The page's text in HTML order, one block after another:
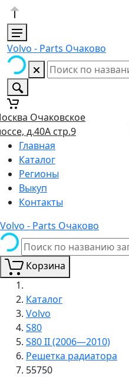
Volvo - Parts Очаково
Очаковское
д.40А стр.9
Главная
Каталог
Регионы
Выкуп
Контакты
Volvo - Parts Очаково
Корзина
Каталог
Volvo
S80
S80 II (2006—2010)
Решетка радиатора
55750